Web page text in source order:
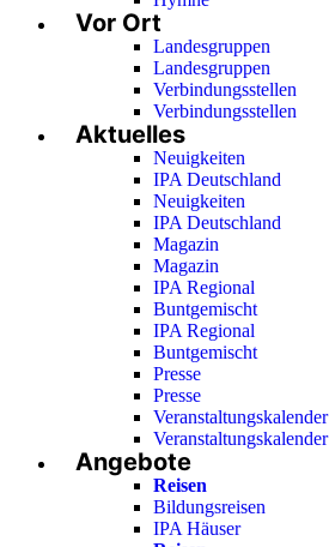
Vor Ort
Landesgruppen
Landesgruppen
Verbindungsstellen
Verbindungsstellen
Aktuelles
Neuigkeiten
IPA Deutschland
Neuigkeiten
IPA Deutschland
Magazin
Magazin
IPA Regional
Buntgemischt
IPA Regional
Buntgemischt
Presse
Presse
Veranstaltungskalender
Veranstaltungskalender
Angebote
Reisen
Bildungsreisen
IPA Häuser